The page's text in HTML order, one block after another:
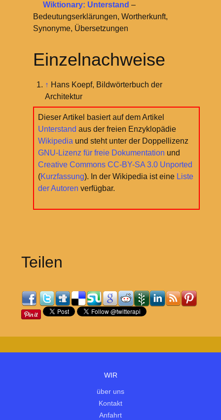
Wiktionary: Unterstand –
Bedeutungserklärungen, Wortherkunft,
Synonyme, Übersetzungen
Einzelnachweise
↑ Hans Koepf, Bildwörterbuch der
Architektur
Dieser Artikel basiert auf dem Artikel
Unterstand aus der freien Enzyklopädie
Wikipedia und steht unter der Doppellizenz
GNU-Lizenz für freie Dokumentation und
Creative Commons CC-BY-SA 3.0 Unported
(Kurzfassung). In der Wikipedia ist eine Liste
der Autoren verfügbar.
Teilen
WIR
über uns
Kontakt
Anfahrt